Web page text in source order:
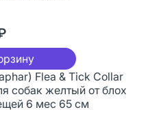
Flea & Tick Collar
собак желтый от блох
6 мес 65 см